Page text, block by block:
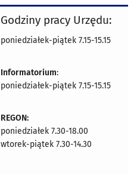
Godziny pracy Urzędu:
poniedziałek-piątek 7.15-15.15
Informatorium:
poniedziałek-piątek 7.15-15.15
REGON:
poniedziałek 7.30-18.00
wtorek-piątek 7.30-14.30